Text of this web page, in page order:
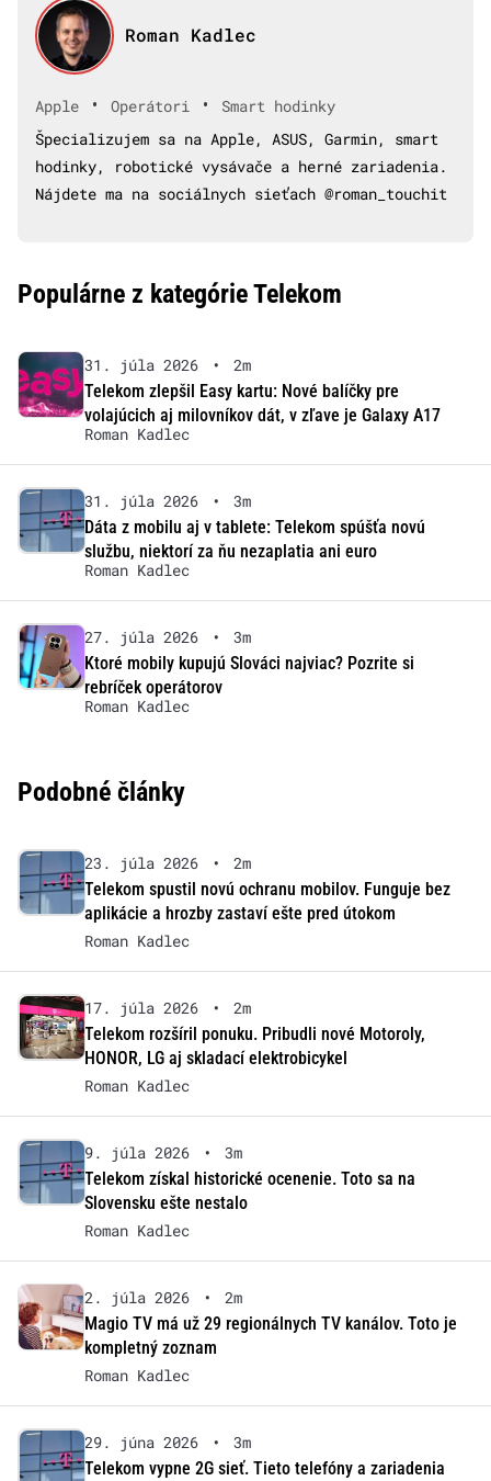
Roman Kadlec
Apple • Operátori •
Smart hodinky
Špecializujem sa na Apple, ASUS, Garmin, smart
hodinky, robotické vysávače a herné zariadenia.
Nájdete ma na sociálnych sieťach @roman_touchit
Populárne z kategórie Telekom
31. júla 2026 •
2m
Telekom zlepšil Easy kartu: Nové balíčky pre
volajúcich aj milovníkov dát, v zľave je Galaxy A17
Roman Kadlec
31. júla 2026 •
3m
Dáta z mobilu aj v tablete: Telekom spúšťa novú
službu, niektorí za ňu nezaplatia ani euro
Roman Kadlec
27. júla 2026 •
3m
Ktoré mobily kupujú Slováci najviac? Pozrite si
rebríček operátorov
Roman Kadlec
Podobné články
23. júla 2026 •
2m
Telekom spustil novú ochranu mobilov. Funguje bez
aplikácie a hrozby zastaví ešte pred útokom
Roman Kadlec
17. júla 2026 •
2m
Telekom rozšíril ponuku. Pribudli nové Motoroly,
HONOR, LG aj skladací elektrobicykel
Roman Kadlec
9. júla 2026 •
3m
Telekom získal historické ocenenie. Toto sa na
Slovensku ešte nestalo
Roman Kadlec
2. júla 2026 •
2m
Magio TV má už 29 regionálnych TV kanálov. Toto je
kompletný zoznam
Roman Kadlec
29. júna 2026 •
3m
Telekom vypne 2G sieť. Tieto telefóny a zariadenia